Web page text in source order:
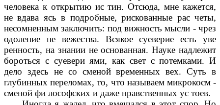
человека к открытию ис тин. Отсюда, мне кажется,
не вдава ясь в подробные, рискованные рас четы,
несомненным заключить: под вижность мысли - чрез
одоление не вежества. Всякое суеверие есть уве
ренность, на знании не основанная. Науке надлежит
бороться с суевери ями, как свет с потемками. И
дело здесь не со сменой временных вех. Суть в
глубинных переломах, то, что называем микрокосм -
сменой фи лософских и даже нравственных ус тоев.